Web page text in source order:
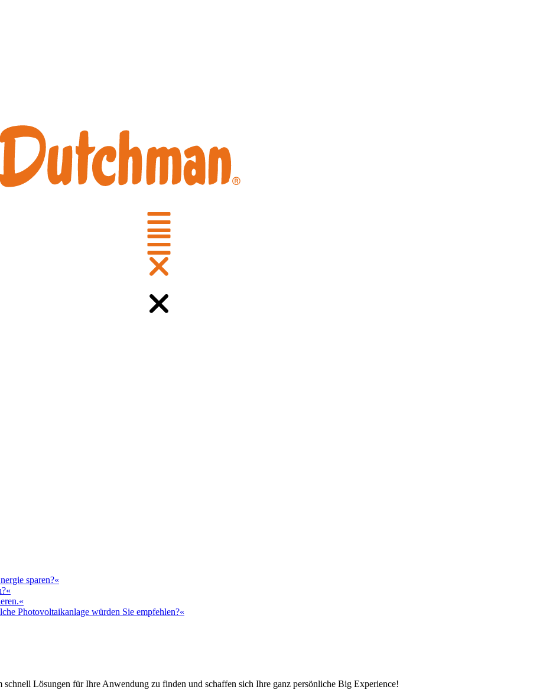
sparen?«
Photovoltaikanlage würden Sie empfehlen?«
schnell Lösungen für Ihre Anwendung zu finden und schaffen sich Ihre ganz persönliche Big Experience!